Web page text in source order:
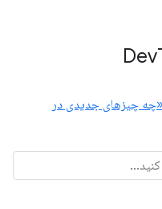
«چه چیزهای جدیدی در